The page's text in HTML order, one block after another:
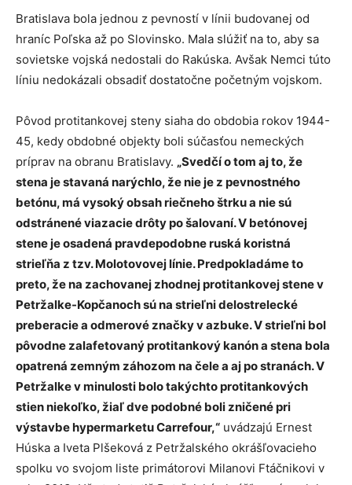
Bratislava bola jednou z pevností v línii budovanej od
hraníc Poľska až po Slovinsko. Mala slúžiť na to, aby sa
sovietske vojská nedostali do Rakúska. Avšak Nemci túto
líniu nedokázali obsadiť dostatočne početným vojskom.
Pôvod protitankovej steny siaha do obdobia rokov 1944-
45, kedy obdobné objekty boli súčasťou nemeckých
príprav na obranu Bratislavy. „Svedčí o tom aj to, že
stena je stavaná narýchlo, že nie je z pevnostného
betónu, má vysoký obsah riečneho štrku a nie sú
odstránené viazacie drôty po šalovaní. V betónovej
stene je osadená pravdepodobne ruská koristná
strieľňa z tzv. Molotovovej línie. Predpokladáme to
preto, že na zachovanej zhodnej protitankovej stene v
Petržalke-Kopčanoch sú na strieľni delostrelecké
preberacie a odmerové značky v azbuke. V strieľni bol
pôvodne zalafetovaný protitankový kanón a stena bola
opatrená zemným záhozom na čele a aj po stranách. V
Petržalke v minulosti bolo takýchto protitankových
stien niekoľko, žiaľ dve podobné boli zničené pri
výstavbe hypermarketu Carrefour,“ uvádzajú Ernest
Húska a Iveta Plšeková z Petržalského okrášľovacieho
spolku vo svojom liste primátorovi Milanovi Ftáčnikovi v